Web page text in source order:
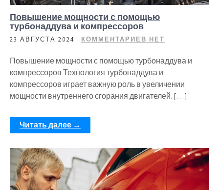
Повышение мощности с помощью
турбонаддува и компрессоров
23 АВГУСТА 2024 КОММЕНТАРИЕВ НЕТ
Повышение мощности с помощью турбонаддува и
компрессоров Технология турбонаддува и
компрессоров играет важную роль в увеличении
мощности внутреннего сгорания двигателей. […]
Читать далее →